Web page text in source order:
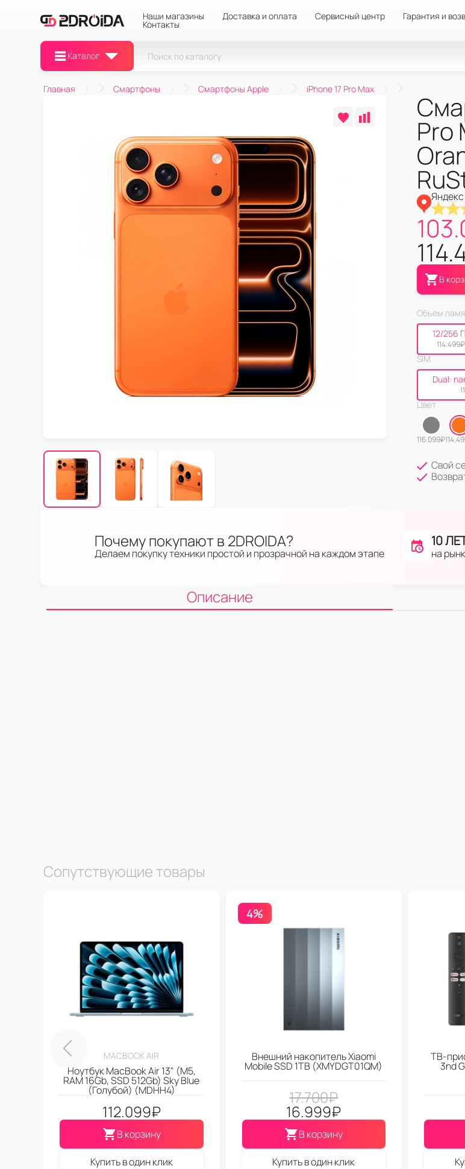
Наши магазины Доставка и оплата Сервисный центр Гарантия и
Контакты
Каталог
Главная Смартфоны Смартфоны Apple iPhone 17 Pro Max
Pro
В
Объем
12/256
114.499₽
SIM
Dual:
Цвет
116.099₽
Свой
Почему покупают в 2DROIDA?
Делаем покупку техники простой и прозрачной на каждом этапе
10
на
Описание
Сопутствующие товары
MACBOOK AIR
Ноутбук MacBook Air 13" (M5,
RAM 16Gb, SSD 512Gb) Sky Blue
(Голубой) (MDHH4)
112.099₽
В корзину
Купить в один клик
4%
Внешний накопитель Xiaomi
Mobile SSD 1TB (XMYDGT01QM)
17.700₽
16.999₽
В корзину
Купить в один клик
ТВ-
3nd